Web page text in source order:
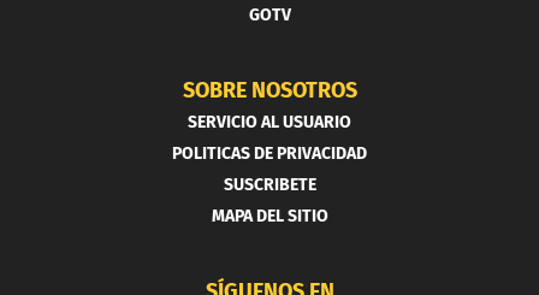
GOTV
SOBRE NOSOTROS
SERVICIO AL USUARIO
POLITICAS DE PRIVACIDAD
SUSCRIBETE
MAPA DEL SITIO